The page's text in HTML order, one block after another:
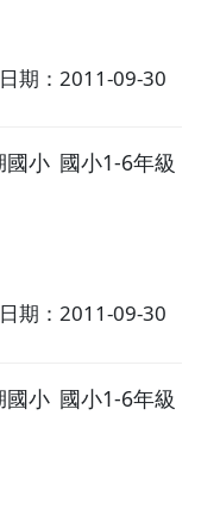
期：2011-09-30
國小 國小1-6年級
期：2011-09-30
國小 國小1-6年級